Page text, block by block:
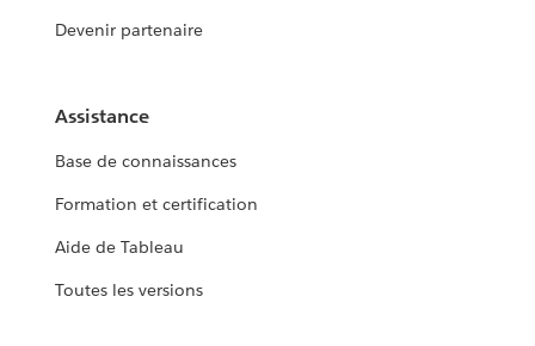
Devenir partenaire
Assistance
Base de connaissances
Formation et certification
Aide de Tableau
Toutes les versions